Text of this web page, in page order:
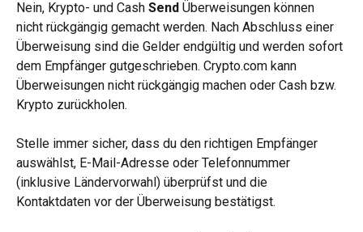
Nein, Krypto- und Cash Send Überweisungen können
nicht rückgängig gemacht werden. Nach Abschluss einer
Überweisung sind die Gelder endgültig und werden sofort
dem Empfänger gutgeschrieben. Crypto.com kann
Überweisungen nicht rückgängig machen oder Cash bzw.
Krypto zurückholen.
Stelle immer sicher, dass du den richtigen Empfänger
auswählst, E-Mail-Adresse oder Telefonnummer
(inklusive Ländervorwahl) überprüfst und die
Kontaktdaten vor der Überweisung bestätigst.